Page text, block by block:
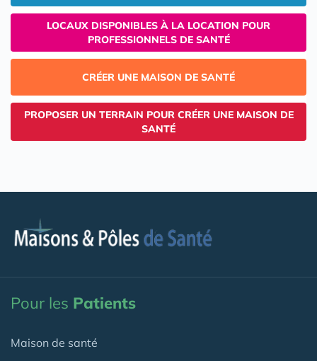
LOCAUX DISPONIBLES À LA LOCATION POUR
PROFESSIONNELS DE SANTÉ
CRÉER UNE MAISON DE SANTÉ
PROPOSER UN TERRAIN POUR CRÉER UNE MAISON DE
SANTÉ
Pour les Patients
Maison de santé